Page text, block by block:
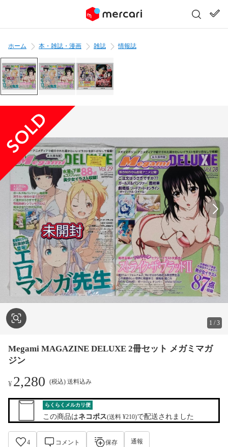
ホーム 本・雑誌・漫画 雑誌 情報誌
1 /3
Megami MAGAZINE DELUXE 2冊セット メガミマガ
ジン
¥2,280 (税込) 送料込み
らくらくメルカリ便
この商品はネコポス(送料 ¥210)で配送されました
4 コメント 保存 通報